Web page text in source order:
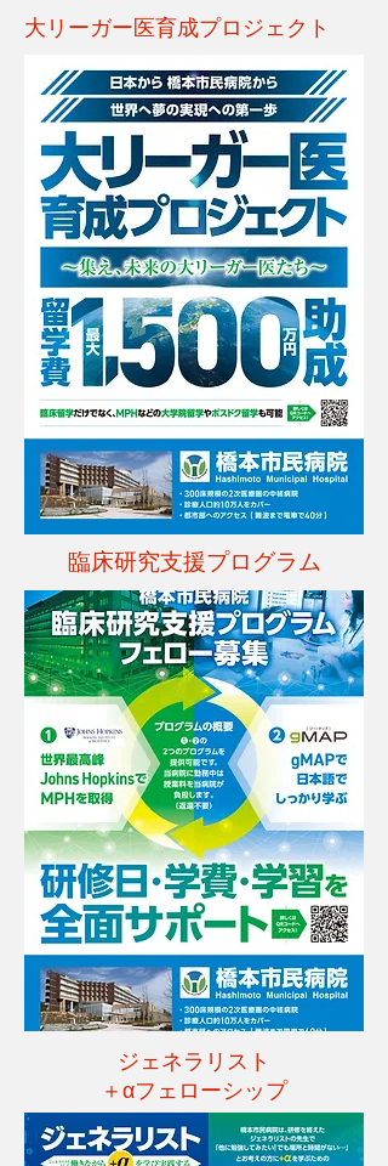
大リーガー医育成プロジェクト
臨床研究支援プログラム
ジェネラリスト
＋αフェローシップ